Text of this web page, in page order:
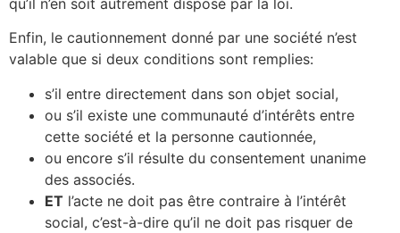
Enfin, le cautionnement donné par une société n’est
valable que si deux conditions sont remplies:
s’il entre directement dans son objet social,
ou s’il existe une communauté d’intérêts entre
cette société et la personne cautionnée,
ou encore s’il résulte du consentement unanime
des associés.
ET l’acte ne doit pas être contraire à l’intérêt
social, c’est-à-dire qu’il ne doit pas risquer de